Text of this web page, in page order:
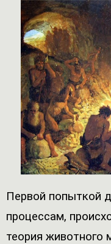
Первой попыткой
процессам,
теория животного